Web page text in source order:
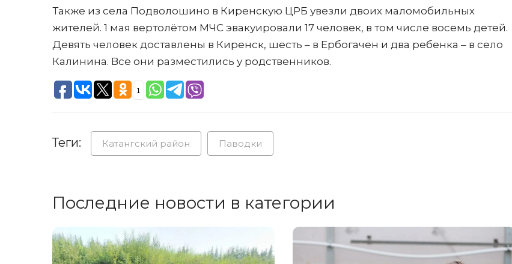
Также из села Подволошино в Киренскую ЦРБ увезли двоих маломобильных
жителей. 1 мая вертолётом МЧС эвакуировали 17 человек, в том числе восемь детей.
Девять человек доставлены в Киренск, шесть – в Ербогачен и два ребенка – в село
Калинина. Все они разместились у родственников.
1
Теги: Катангский район Паводки
Последние новости в категории